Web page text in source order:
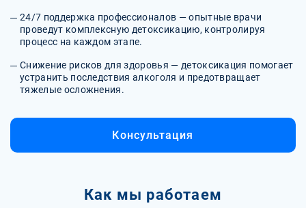
24/7 поддержка профессионалов — опытные врачи
проведут комплексную детоксикацию, контролируя
процесс на каждом этапе.
Снижение рисков для здоровья — детоксикация помогает
устранить последствия алкоголя и предотвращает
тяжелые осложнения.
Консультация
Как мы работаем